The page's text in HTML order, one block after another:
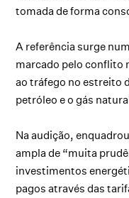
tomada de forma
A referência surge
marcado pelo conflito
ao tráfego no estreito
petróleo e o gás
Na audição,
ampla de “muita
investimentos
pagos através das